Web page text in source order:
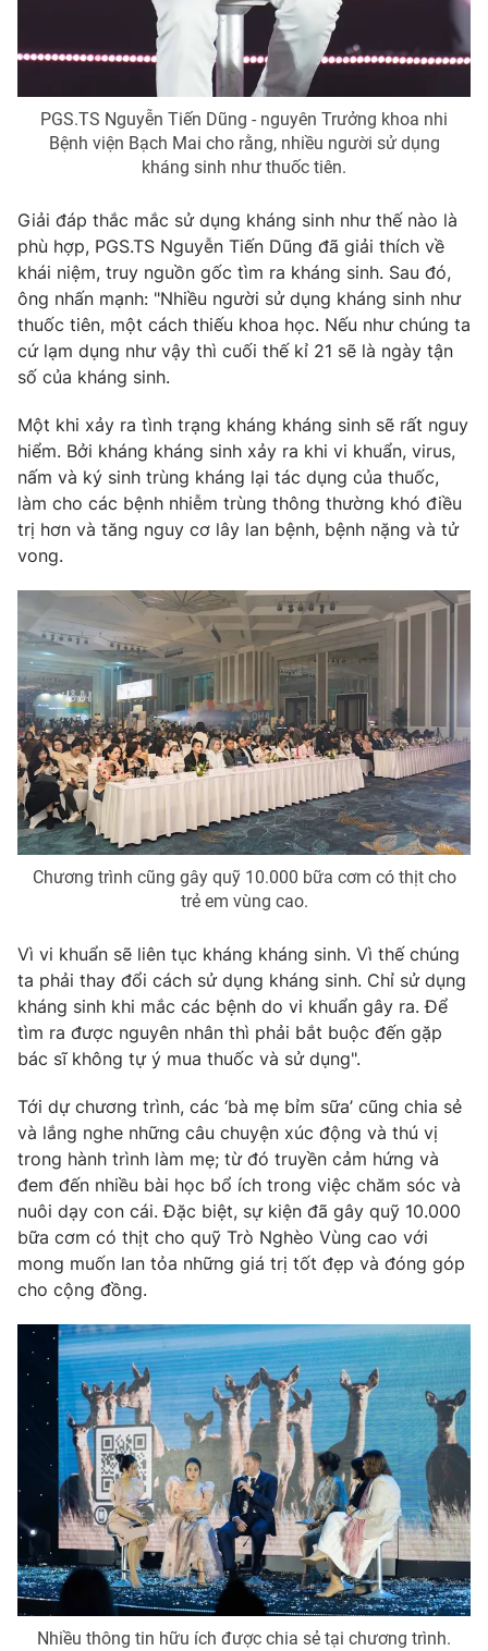
PGS.TS Nguyễn Tiến Dũng - nguyên Trưởng khoa nhi
Bệnh viện Bạch Mai cho rằng, nhiều người sử dụng
kháng sinh như thuốc tiên.
Giải đáp thắc mắc sử dụng kháng sinh như thế nào là
phù hợp, PGS.TS Nguyễn Tiến Dũng đã giải thích về
khái niệm, truy nguồn gốc tìm ra kháng sinh. Sau đó,
ông nhấn mạnh: "Nhiều người sử dụng kháng sinh như
thuốc tiên, một cách thiếu khoa học. Nếu như chúng ta
cứ lạm dụng như vậy thì cuối thế kỉ 21 sẽ là ngày tận
số của kháng sinh.
Một khi xảy ra tình trạng kháng kháng sinh sẽ rất nguy
hiểm. Bởi kháng kháng sinh xảy ra khi vi khuẩn, virus,
nấm và ký sinh trùng kháng lại tác dụng của thuốc,
làm cho các bệnh nhiễm trùng thông thường khó điều
trị hơn và tăng nguy cơ lây lan bệnh, bệnh nặng và tử
vong.
Chương trình cũng gây quỹ 10.000 bữa cơm có thịt cho
trẻ em vùng cao.
Vì vi khuẩn sẽ liên tục kháng kháng sinh. Vì thế chúng
ta phải thay đổi cách sử dụng kháng sinh. Chỉ sử dụng
kháng sinh khi mắc các bệnh do vi khuẩn gây ra. Để
tìm ra được nguyên nhân thì phải bắt buộc đến gặp
bác sĩ không tự ý mua thuốc và sử dụng".
Tới dự chương trình, các ‘bà mẹ bỉm sữa’ cũng chia sẻ
và lắng nghe những câu chuyện xúc động và thú vị
trong hành trình làm mẹ; từ đó truyền cảm hứng và
đem đến nhiều bài học bổ ích trong việc chăm sóc và
nuôi dạy con cái. Đặc biệt, sự kiện đã gây quỹ 10.000
bữa cơm có thịt cho quỹ Trò Nghèo Vùng cao với
mong muốn lan tỏa những giá trị tốt đẹp và đóng góp
cho cộng đồng.
Nhiều thông tin hữu ích được chia sẻ tại chương trình.